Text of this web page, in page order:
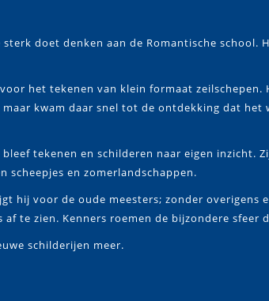
doet denken aan de Romantische school.
het tekenen van klein formaat
kwam daar snel tot de ontdekking dat
tekenen en schilderen naar eigen inzicht.
scheepjes en zomerlandschappen.
hij voor de oude meesters; zonder overigens
te zien. Kenners roemen de bijzondere sfeer
schilderijen meer.